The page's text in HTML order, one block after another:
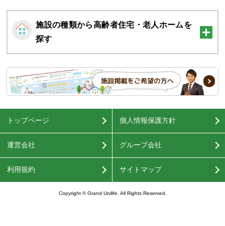
施設の種類から高齢者住宅・老人ホームを
探す
トップページ 個人情報保護方針
運営会社 グループ会社
利用規約 サイトマップ
Copyright © Grand Unilife. All Rights Reserved.